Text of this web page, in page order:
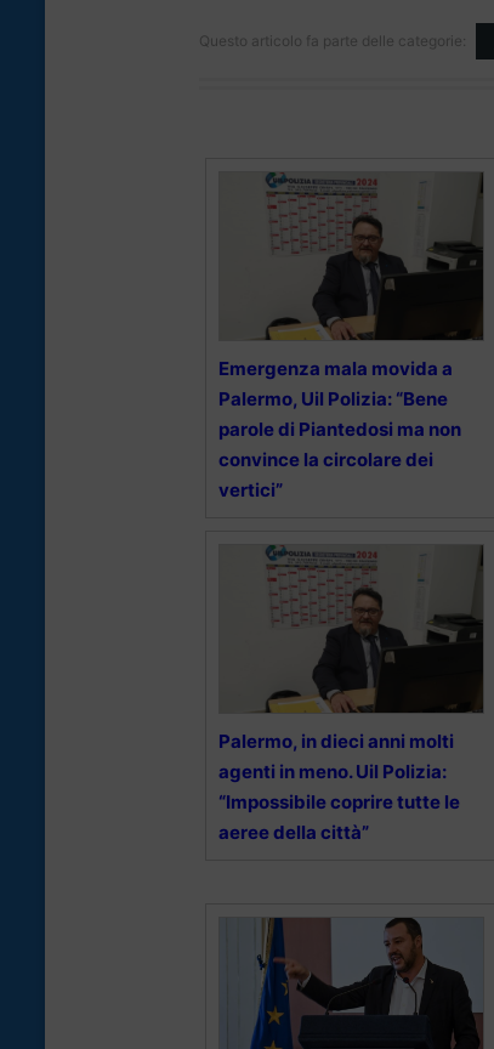
Questo articolo fa parte delle categorie:
Emergenza mala movida a
Palermo, Uil Polizia: “Bene
parole di Piantedosi ma non
convince la circolare dei
vertici”
Palermo, in dieci anni molti
agenti in meno. Uil Polizia:
“Impossibile coprire tutte le
aeree della città”